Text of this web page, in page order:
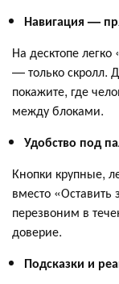
Навигация —
На десктопе
— только скролл.
покажите, где
между блоками.
Удобство под
Кнопки крупные,
вместо
перезвоним в
доверие.
Подсказки и